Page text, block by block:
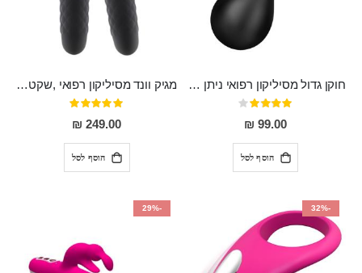
חוקן גדול מסיליקון רפואי ניתן לשימוש גם כפלאג וגם כחרוזים אנאלים
דירוג:
80%
99.00 ₪
הוסף לסל
מגיק וונד מסיליקון רפואי ,שקט במיוחד, נטען בעל 10 מהירויות שונות "Erna"
דירוג:
100%
249.00 ₪
הוסף לסל
-32%
-29%